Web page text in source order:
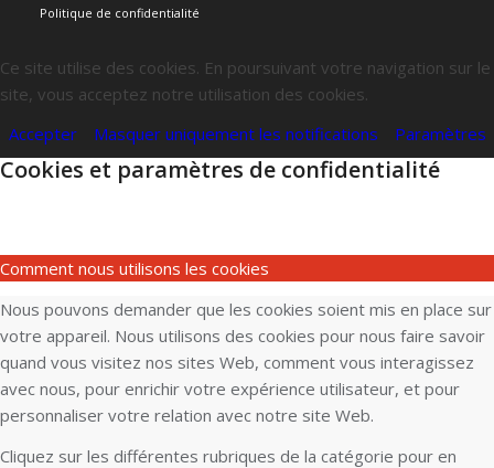
Politique de confidentialité
Ce site utilise des cookies. En poursuivant votre navigation sur le
site, vous acceptez notre utilisation des cookies.
Accepter
Masquer uniquement les notifications Paramètres
Cookies et paramètres de confidentialité
Comment nous utilisons les cookies
Nous pouvons demander que les cookies soient mis en place sur
votre appareil. Nous utilisons des cookies pour nous faire savoir
quand vous visitez nos sites Web, comment vous interagissez
avec nous, pour enrichir votre expérience utilisateur, et pour
personnaliser votre relation avec notre site Web.
Cliquez sur les différentes rubriques de la catégorie pour en